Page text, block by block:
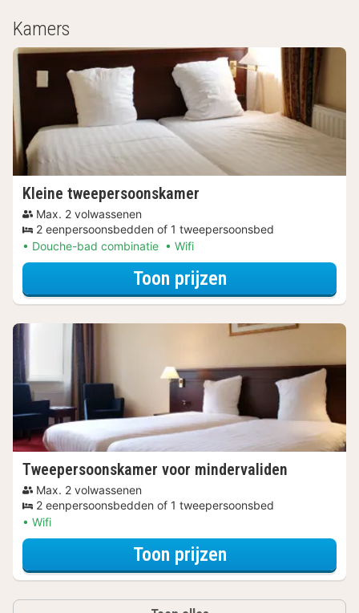
Kamers
Kleine tweepersoonskamer
Max. 2 volwassenen
2 eenpersoonsbedden of 1 tweepersoonsbed
Douche-bad combinatie
Wifi
Toon prijzenvoor Kleine
Tweepersoonskamer voor mindervaliden
Max. 2 volwassenen
2 eenpersoonsbedden of 1 tweepersoonsbed
Wifi
Toon prijzenvoor